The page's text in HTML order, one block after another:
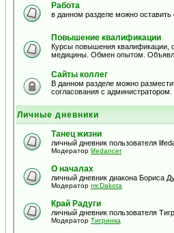
Работа
в данном разделе можно
Повышение квалификации
Курсы повышения квалификации,
медицины. Обмен опытом.
Сайты коллег
В данном разделе можно
согласования с администратором.
Личные дневники
Танец жизни
личный дневник пользователя
Модератор lifedancer
О началах
личный дневник диакона Бориса
Модератор mr.Dakota
Край Радуги
личный дневник пользователя
Модератор Тигринка